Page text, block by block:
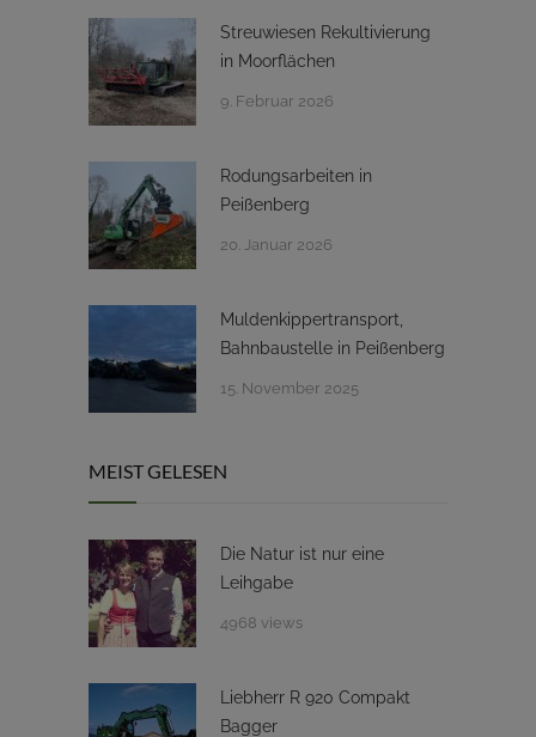
Streuwiesen Rekultivierung
in Moorflächen
9. Februar 2026
Rodungsarbeiten in
Peißenberg
20. Januar 2026
Muldenkippertransport,
Bahnbaustelle in Peißenberg
15. November 2025
MEIST GELESEN
Die Natur ist nur eine
Leihgabe
4968 views
Liebherr R 920 Compakt
Bagger